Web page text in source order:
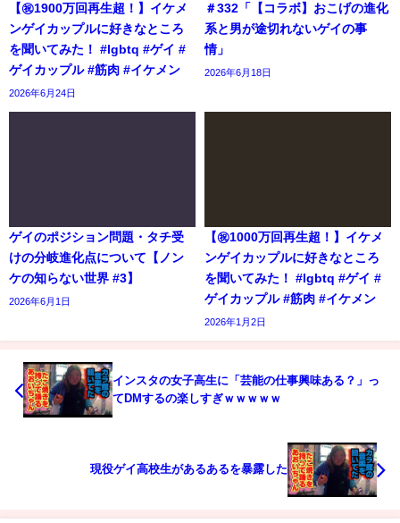
【㊗️1900万回再生超！】イケメ
ンゲイカップルに好きなところ
を聞いてみた！ #lgbtq #ゲイ #
ゲイカップル #筋肉 #イケメン
2026年6月24日
＃332「【コラボ】おこげの進化
系と男が途切れないゲイの事
情」
2026年6月18日
ゲイのポジション問題・タチ受
けの分岐進化点について【ノン
ケの知らない世界 #3】
2026年6月1日
【㊗️1000万回再生超！】イケメ
ンゲイカップルに好きなところ
を聞いてみた！ #lgbtq #ゲイ #
ゲイカップル #筋肉 #イケメン
2026年1月2日
インスタの女子高生に「芸能の仕事興味ある？」っ
てDMするの楽しすぎｗｗｗｗｗ
現役ゲイ高校生があるあるを暴露した